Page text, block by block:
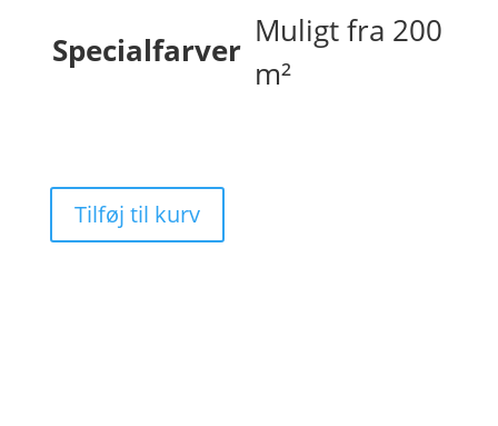
Specialfarver Muligt fra 200
m²
Tilføj til kurv